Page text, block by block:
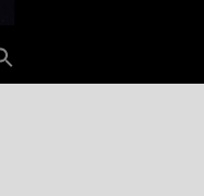
FOR:
Search Button